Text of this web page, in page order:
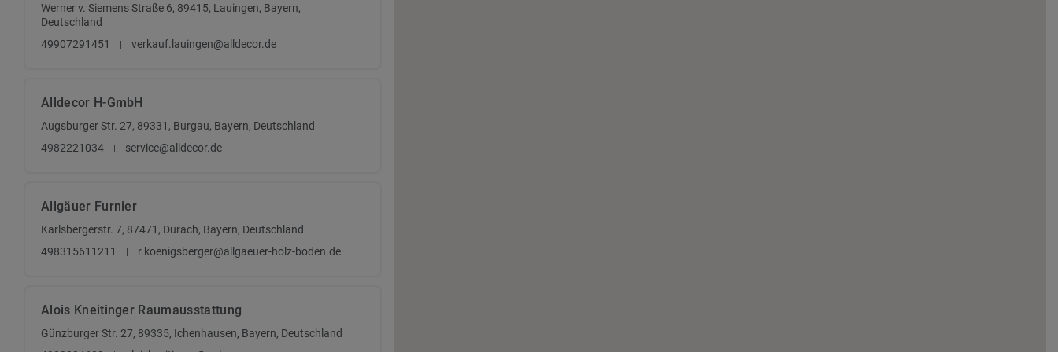
Werner v. Siemens Straße 6, 89415, Lauingen, Bayern,
Deutschland
49907291451
verkauf.lauingen@alldecor.de
Alldecor H-GmbH
Augsburger Str. 27, 89331, Burgau, Bayern, Deutschland
4982221034
service@alldecor.de
Allgäuer Furnier
Karlsbergerstr. 7, 87471, Durach, Bayern, Deutschland
498315611211
r.koenigsberger@allgaeuer-holz-boden.de
Alois Kneitinger Raumausstattung
Günzburger Str. 27, 89335, Ichenhausen, Bayern, Deutschland